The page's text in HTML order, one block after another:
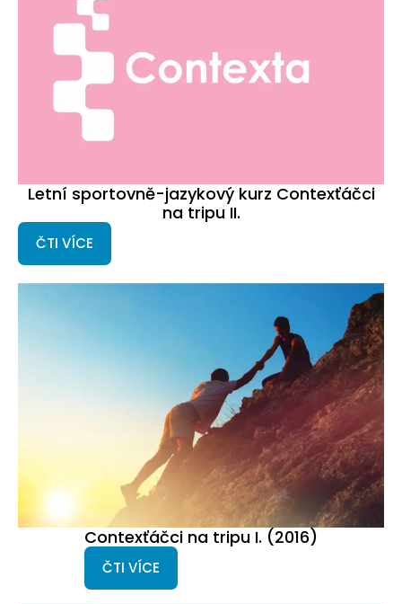
Letní sportovně-jazykový kurz Contexťáčci
na tripu II.
ČTI VÍCE
Contexťáčci na tripu I. (2016)
ČTI VÍCE